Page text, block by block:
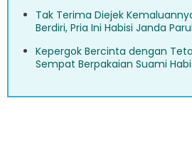
Tak Terima Diejek
Berdiri, Pria Ini Habisi Janda
Kepergok Bercinta dengan
Sempat Berpakaian Suami